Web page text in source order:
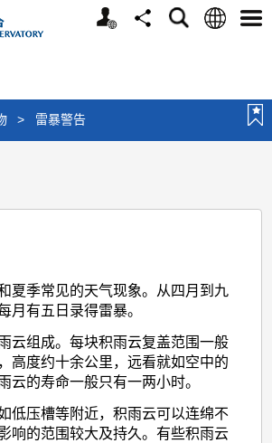
个
分
搜
语
选
> 雷暴警告
夏季常见的天气现象。从四月到九
月有五日录得雷暴。
云组成。每块积雨云复盖范围一般
高度约十余公里，远看就如空中的
云的寿命一般只有一两小时。
低压槽等附近，积雨云可以连绵不
响的范围较大及持久。有些积雨云